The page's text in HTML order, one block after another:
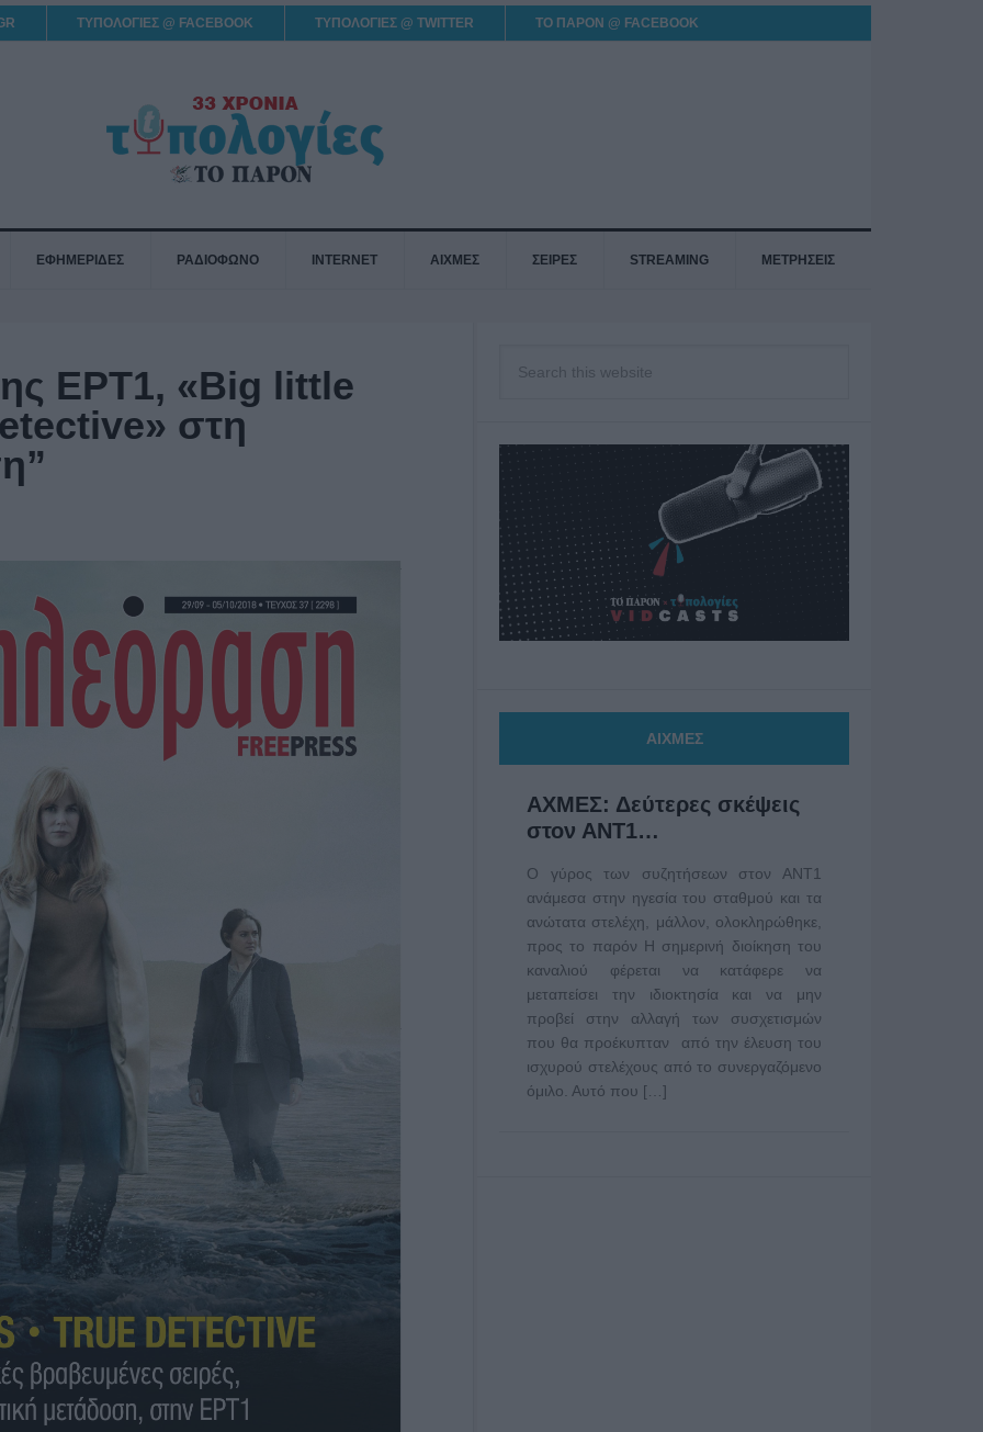
ΤΥΠΟΛΟΓΙΕΣ @ FACEBOOK ΤΥΠΟΛΟΓΙΕΣ @ TWITTER ΤΟ ΠΑΡΟΝ @ FACEBOOK
ΕΦΗΜΕΡΙΔΕΣ ΡΑΔΙΟΦΩΝΟ INTERNET ΑΙΧΜΕΣ ΣΕΙΡΕΣ STREAMING ΜΕΤΡΗΣΕΙΣ
ΕΡΤ1, «Big little
στη
ΑΙΧΜΕΣ
ΑΧΜΕΣ: Δεύτερες σκέψεις
στον ΑΝΤ1…
Ο γύρος των συζητήσεων στον ΑΝΤ1
ανάμεσα στην ηγεσία του σταθμού και τα
ανώτατα στελέχη, μάλλον, ολοκληρώθηκε,
προς το παρόν Η σημερινή διοίκηση του
καναλιού φέρεται να κατάφερε να
μεταπείσει την ιδιοκτησία και να μην
προβεί στην αλλαγή των συσχετισμών
που θα προέκυπταν από την έλευση του
ισχυρού στελέχους από το συνεργαζόμενο
όμιλο. Αυτό που […]